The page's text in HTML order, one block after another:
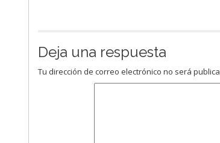
Deja una respuesta
Tu dirección de correo electrónico no será